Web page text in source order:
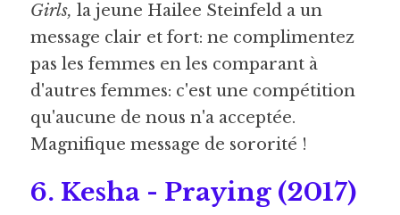
Girls, la jeune Hailee Steinfeld a un
message clair et fort: ne complimentez
pas les femmes en les comparant à
d'autres femmes: c'est une compétition
qu'aucune de nous n'a acceptée.
Magnifique message de sororité !
6. Kesha - Praying (2017)